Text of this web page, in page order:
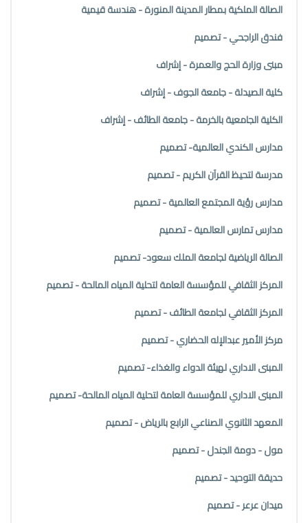
الصالة الملكية بمطار المدينة المنورة - هندسة قيمية
فندق الراجحي - تصميم
مبنى وزارة الحج والعمرة - إشراف
كلية الصيدلة - جامعة الجوف - إشراف
الكلية الجامعية بالخرمة - جامعة الطائف - إشراف
مدارس الكندي العالمية- تصميم
مدرسة لتحيظ القرآن الكريم - تصميم
مدارس رؤية المجتمع العالمية - تصميم
مدارس تمارس العالمية - تصميم
الصالة الرياضية لجامعة الملك سعود- تصميم
المركز الثقافي للمؤسسة العامة لتحلية المياه المالحة - تصميم
المركز الثقافي لجامعة الطائف - تصميم
مركز الأمير عبدالإله الحضاري - تصميم
المبنى الاداري لهيئة الدواء والغذاء- تصميم
المبنى الاداري للمؤسسة العامة لتحلية المياه المالحة- تصميم
المعهد الثانوي الصناعي الرابع بالرياض - تصميم
مول - دومة الجندل - تصميم
حديقة التوحيد - تصميم
ميدان عرعر - تصميم